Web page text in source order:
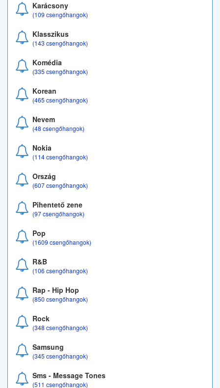
Karácsony
(109 csengőhangok)
Klasszikus
(143 csengőhangok)
Komédia
(335 csengőhangok)
Korean
(465 csengőhangok)
Nevem
(48 csengőhangok)
Nokia
(114 csengőhangok)
Ország
(607 csengőhangok)
Pihentető zene
(97 csengőhangok)
Pop
(1609 csengőhangok)
R&B
(106 csengőhangok)
Rap - Hip Hop
(850 csengőhangok)
Rock
(348 csengőhangok)
Samsung
(345 csengőhangok)
Sms - Message Tones
(511 csengőhangok)